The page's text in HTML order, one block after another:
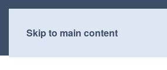
Skip to main content